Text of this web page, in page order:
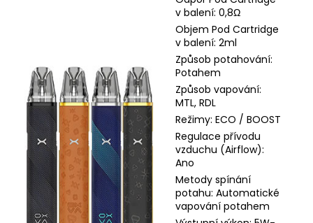
v balení: 0,8Ω
Objem Pod Cartridge
v balení: 2ml
Způsob potahování:
Potahem
Způsob vapování:
MTL, RDL
Režimy: ECO / BOOST
Regulace přívodu
vzduchu (Airflow):
Ano
Metody spínání
potahu: Automatické
vapování potahem